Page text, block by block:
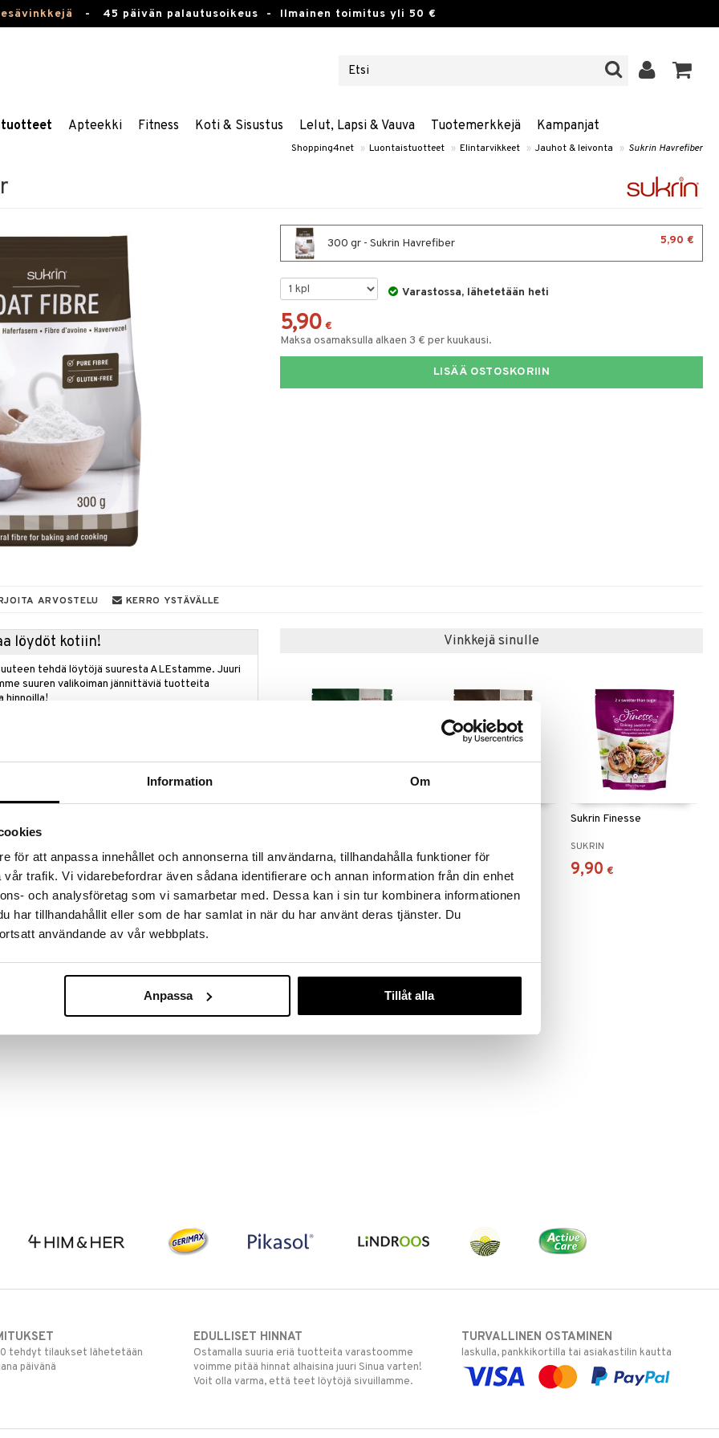
Information Om
för att anpassa innehållet och annonserna till användarna, tillhandahålla funktioner för
trafik. Vi vidarebefordrar även sådana identifierare och annan information från din enhet
och analysföretag som vi samarbetar med. Dessa kan i sin tur kombinera informationen
har tillhandahållit eller som de har samlat in när du har använt deras tjänster. Du
användande av vår webbplats.
Anpassa Tillåt alla
- 45 päivän palautusoikeus - Ilmainen toimitus yli 50 €
Apteekki Fitness Koti & Sisustus Lelut, Lapsi & Vauva Tuotemerkkejä Kampanjat
Shopping4net » Luontaistuotteet » Elintarvikkeet » Jauhot & leivonta » Sukrin Havrefiber
300 gr - Sukrin Havrefiber 5,90 €
Varastossa, lähetetään heti
5,90 €
Maksa osamaksulla alkaen 3 € per kuukausi.
LISÄÄ OSTOSKORIIN
ARVOSTELU KERRO YSTÄVÄLLE
löydöt kotiin!
tehdä löytöjä suuresta ALEstamme. Juuri
suuren valikoiman jännittäviä tuotteita
hinnoilla!
joka on valmistettu kaurasta. Se on gluteeniton
antaa leivonnaisille täyteläisyyttä ja rakennetta
runsaasti kuitua.
koostumus
Vinkkejä sinulle
14,90 € 5,49 €
Sukrin Finesse
SUKRIN
9,90 €
tehdyt tilaukset lähetetään
päivänä
EDULLISET HINNAT
Ostamalla suuria eriä tuotteita varastoomme
voimme pitää hinnat alhaisina juuri Sinua varten!
Voit olla varma, että teet löytöjä sivuillamme.
TURVALLINEN OSTAMINEN
laskulla, pankkikortilla tai asiakastilin kautta